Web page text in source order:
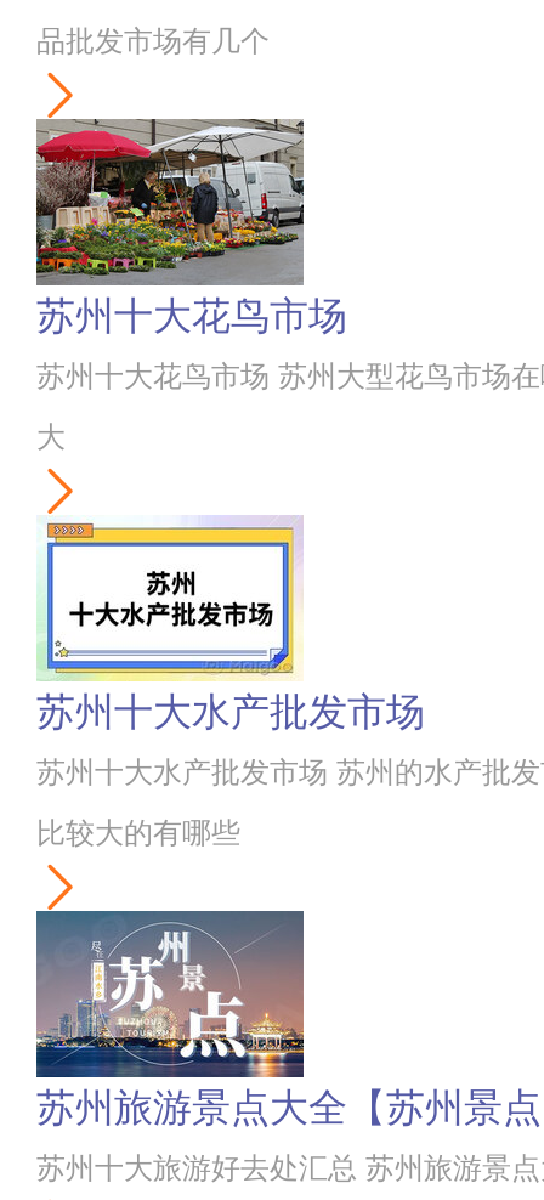
品批发市场有几个
苏州十大花鸟市场
苏州十大花鸟市场 苏州大型花鸟市场
大
苏州十大水产批发市场
苏州十大水产批发市场 苏州的水产批
比较大的有哪些
苏州旅游景点大全【苏州景
苏州十大旅游好去处汇总 苏州旅游景